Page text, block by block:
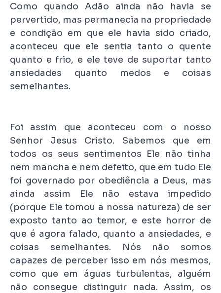
Como quando Adão ainda não havia se
pervertido, mas permanecia na propriedade
e condição em que ele havia sido criado,
aconteceu que ele sentia tanto o quente
quanto e frio, e ele teve de suportar tanto
ansiedades quanto medos e coisas
semelhantes.
Foi assim que aconteceu com o nosso
Senhor Jesus Cristo. Sabemos que em
todos os seus sentimentos Ele não tinha
nem mancha e nem defeito, que em tudo Ele
foi governado por obediência a Deus, mas
ainda assim Ele não estava impedido
(porque Ele tomou a nossa natureza) de ser
exposto tanto ao temor, e este horror de
que é agora falado, quanto a ansiedades, e
coisas semelhantes. Nós não somos
capazes de perceber isso em nós mesmos,
como que em águas turbulentas, alguém
não consegue distinguir nada. Assim, os